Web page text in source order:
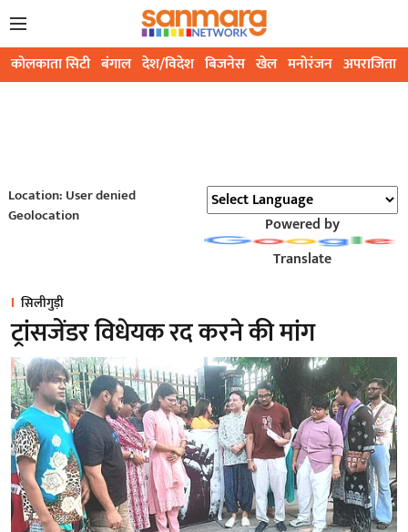
कोलकाता सिटी बंगाल देश/विदेश बिजनेस खेल मनोरंजन अपराजिता
Location: User denied
Geolocation
Powered by
Translate
सिलीगुड़ी
ट्रांसजेंडर विधेयक रद करने की मांग